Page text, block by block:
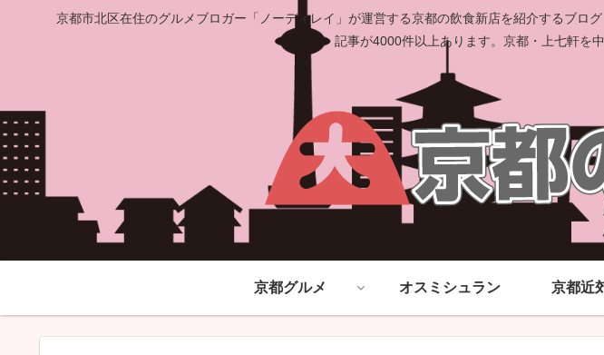
京都市北区在住のグルメブロガー「ノーディレイ」が運営する京都の飲食新店を紹介するブ
記事が4000件以上あります。京都・上七軒を
京都グルメ オスミシュラン 京都近